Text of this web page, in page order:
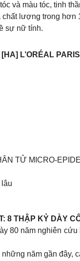
và màu tóc, tinh
lượng trong
sự nữ tính.
L’ORÉAL
TỬ MICRO-
THẬP KỶ DÀY
80 năm nghiên
năm gần đây,